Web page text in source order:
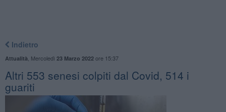
Indietro
Attualità Mercoledì 23 Marzo 2022ore 15:37
Altri 553 senesi colpiti dal Covid, 514 i
guariti